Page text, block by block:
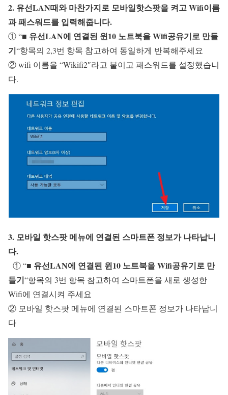
2. 유선LAN때와 마찬가지로 모바일핫스팟을 켜고 Wifi이름
과 패스워드를 입력해줍니다.
① “■ 유선LAN에 연결된 윈10 노트북을 Wifi공유기로 만들
기“항목의 2,3번 항목 참고하여 동일하게 반복해주세요
② wifi 이름을 “Wikifi2″라고 붙이고 패스워드를 설정했습니
다.
3. 모바일 핫스팟 메뉴에 연결된 스마트폰 정보가 나타납니
다.
① “■ 유선LAN에 연결된 윈10 노트북을 Wifi공유기로 만
들기“항목의 3번 항목 참고하여 스마트폰을 새로 생성한
Wifi에 연결시켜 주세요
② 모바일 핫스팟 메뉴에 연결된 스마트폰 정보가 나타납니
다